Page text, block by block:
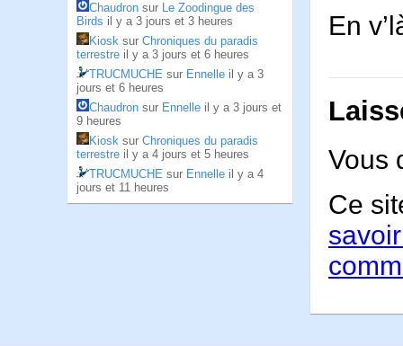
Chaudron sur Le Zoodingue des
Birds il y a 3 jours et 3 heures
Kiosk sur Chroniques du paradis
terrestre il y a 3 jours et 6 heures
TRUCMUCHE sur Ennelle il y a 3
jours et 6 heures
Chaudron sur Ennelle il y a 3 jours et
9 heures
Kiosk sur Chroniques du paradis
terrestre il y a 4 jours et 5 heures
TRUCMUCHE sur Ennelle il y a 4
jours et 11 heures
En
Vous
Ce